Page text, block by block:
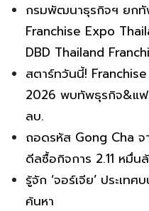
กรมพัฒนาธุรกิจฯ ยกทั
Franchise Expo
DBD Thailand
สตาร์ทวันนี้!
2026 พบทัพธุรกิจ&แฟ
ลบ.
ถอดรหัส Gong Cha
ดีลซื้อกิจการ 2.11 หมื่น
รู้จัก ‘จอร์เจีย’ ประเท
ค้นหา